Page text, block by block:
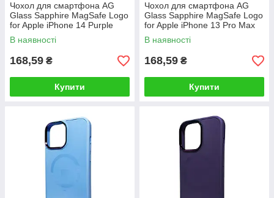
Чохол для смартфона AG
Glass Sapphire MagSafe Logo
for Apple iPhone 14 Purple
В наявності
168,59 ₴
Купити
Чохол для смартфона AG
Glass Sapphire MagSafe Logo
for Apple iPhone 13 Pro Max
Blue
В наявності
168,59 ₴
Купити